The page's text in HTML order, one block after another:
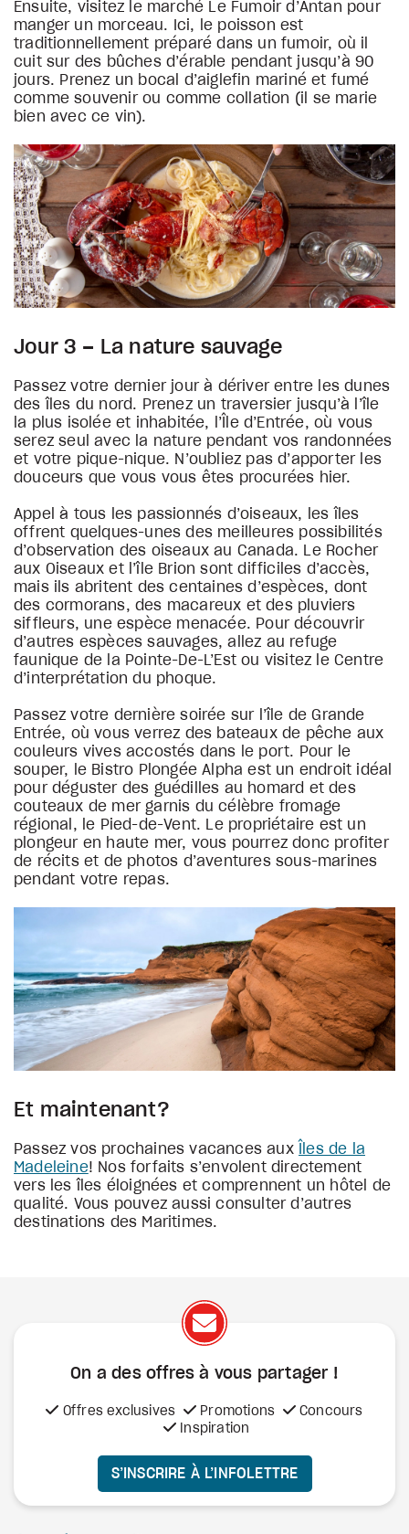
Ensuite, visitez le marché Le Fumoir d’Antan pour
manger un morceau. Ici, le poisson est
traditionnellement préparé dans un fumoir, où il
cuit sur des bûches d’érable pendant jusqu’à 90
jours. Prenez un bocal d’aiglefin mariné et fumé
comme souvenir ou comme collation (il se marie
bien avec ce vin).
Jour 3 – La nature sauvage
Passez votre dernier jour à dériver entre les dunes
des îles du nord. Prenez un traversier jusqu’à l’île
la plus isolée et inhabitée, l’Île d’Entrée, où vous
serez seul avec la nature pendant vos randonnées
et votre pique-nique. N’oubliez pas d’apporter les
douceurs que vous vous êtes procurées hier.
Appel à tous les passionnés d’oiseaux, les îles
offrent quelques-unes des meilleures possibilités
d’observation des oiseaux au Canada. Le Rocher
aux Oiseaux et l’île Brion sont difficiles d’accès,
mais ils abritent des centaines d’espèces, dont
des cormorans, des macareux et des pluviers
siffleurs, une espèce menacée. Pour découvrir
d’autres espèces sauvages, allez au refuge
faunique de la Pointe-De-L’Est ou visitez le Centre
d’interprétation du phoque.
Passez votre dernière soirée sur l’île de Grande
Entrée, où vous verrez des bateaux de pêche aux
couleurs vives accostés dans le port. Pour le
souper, le Bistro Plongée Alpha est un endroit idéal
pour déguster des guédilles au homard et des
couteaux de mer garnis du célèbre fromage
régional, le Pied-de-Vent. Le propriétaire est un
plongeur en haute mer, vous pourrez donc profiter
de récits et de photos d’aventures sous-marines
pendant votre repas.
Et maintenant?
Passez vos prochaines vacances aux
Îles de la
Madeleine! Nos forfaits s’envolent directement
vers les îles éloignées et comprennent un hôtel de
qualité. Vous pouvez aussi consulter d’autres
destinations des Maritimes.
On a des offres à vous partager !
Offres exclusives Promotions
Concours
Inspiration
S’INSCRIRE À L’INFOLETTRE